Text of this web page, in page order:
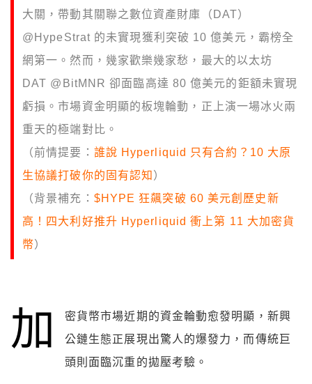
大關，帶動其關聯之數位資產財庫（DAT）
@HypeStrat 的未實現獲利突破 10 億美元，霸榜全
網第一。然而，幾家歡樂幾家愁，最大的以太坊
DAT @BitMNR 卻面臨高達 80 億美元的鉅額未實現
虧損。市場資金明顯的板塊輪動，正上演一場冰火兩
重天的極端對比。
（前情提要： 誰說 Hyperliquid 只有合約？10 大原
生協議打破你的固有認知 ）
（背景補充： $HYPE 狂飆突破 60 美元創歷史新
高！四大利好推升 Hyperliquid 衝上第 11 大加密貨
幣）
加
密貨幣市場近期的資金輪動愈發明顯，新興
公鏈生態正展現出驚人的爆發力，而傳統巨
頭則面臨沉重的拋壓考驗。